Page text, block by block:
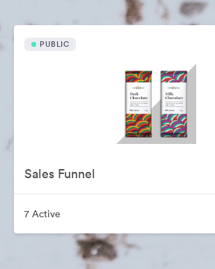
PUBLIC
Sales Funnel
7 Active